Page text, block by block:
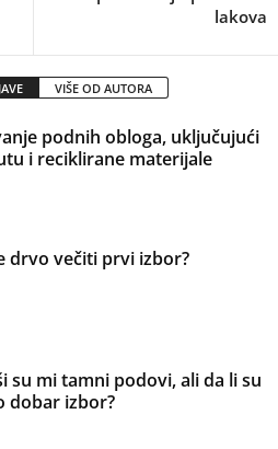
lakova
VIŠE OD AUTORA
podnih obloga, uključujući
i reciklirane materijale
drvo večiti prvi izbor?
su mi tamni podovi, ali da li su
dobar izbor?